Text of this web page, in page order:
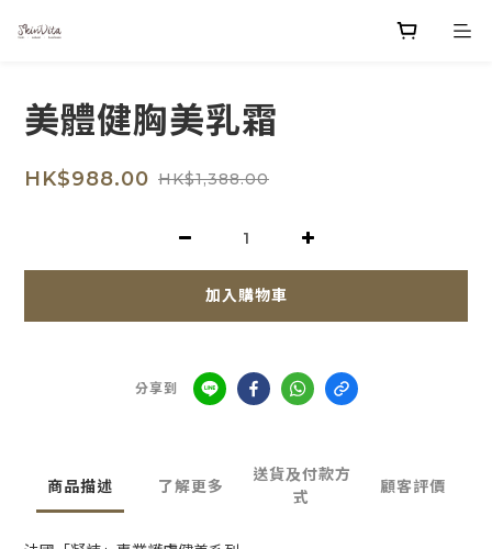
美體健胸美乳霜
HK$988.00 HK$1,388.00
加入購物車
分享到
商品描述 了解更多
送貨及付款方
式
顧客評價